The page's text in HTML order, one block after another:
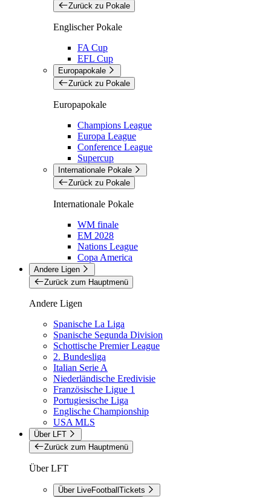
Zurück zu Pokale
Englischer Pokale
FA Cup
EFL Cup
Europapokale
Zurück zu Pokale
Europapokale
Champions League
Europa League
Conference League
Supercup
Internationale Pokale
Zurück zu Pokale
Internationale Pokale
WM finale
EM 2028
Nations League
Copa America
Andere Ligen
Zurück zum Hauptmenü
Andere Ligen
Spanische La Liga
Spanische Segunda Division
Schottische Premier League
2. Bundesliga
Italian Serie A
Niederländische Eredivisie
Französische Ligue 1
Portugiesische Liga
Englische Championship
USA MLS
Über LFT
Zurück zum Hauptmenü
Über LFT
Über LiveFootballTickets